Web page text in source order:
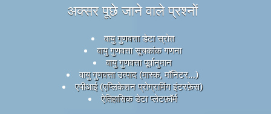
अक्सर पूछे जाने वाले प्रश्नों
वायु गुणवत्ता डेटा स्रोत
वायु गुणवत्ता सूचकांक गणना
वायु गुणवत्ता पूर्वानुमान
वायु गुणवत्ता उत्पाद (मास्क, मॉनिटर...)
एपीआई (एप्लिकेशन प्रोग्रामिंग इंटरफ़ेस)
ऐतिहासिक डेटा प्लेटफ़ॉर्म